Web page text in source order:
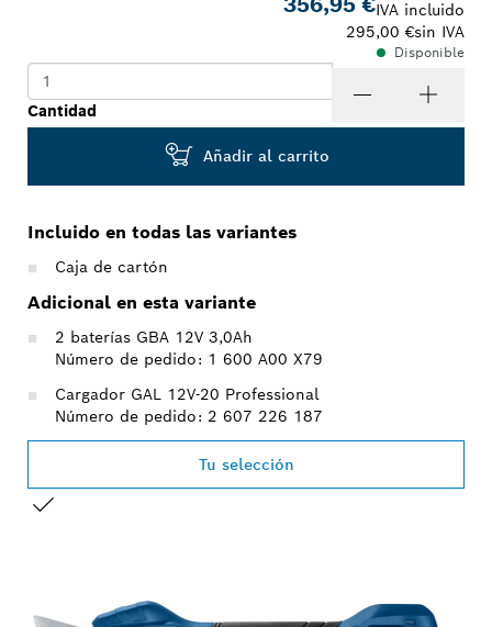
IVA incluido
295,00 €sin IVA
Disponible
Cantidad
Añadir al carrito
Incluido en todas las variantes
Caja de cartón
Adicional en esta variante
2 baterías GBA 12V 3,0Ah
Número de pedido: 1 600 A00 X79
Cargador GAL 12V-20 Professional
Número de pedido: 2 607 226 187
Tu selección